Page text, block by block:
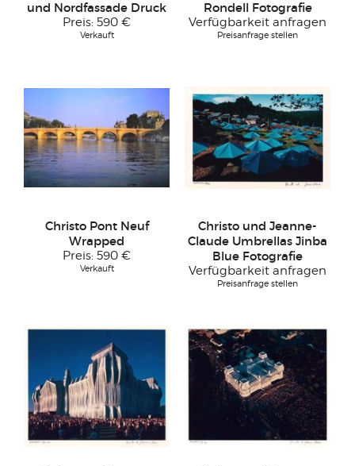
und Nordfassade Druck
Preis: 590 €
Verkauft
Rondell Fotografie
Verfügbarkeit anfragen
Preisanfrage stellen
Christo Pont Neuf
Wrapped
Preis: 590 €
Verkauft
Christo und Jeanne-
Claude Umbrellas Jinba
Blue Fotografie
Verfügbarkeit anfragen
Preisanfrage stellen